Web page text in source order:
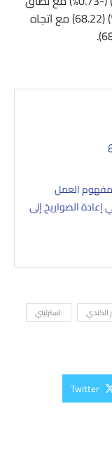
حركة (67.78 -69.44). جلسة اليوم (+0.18%) (68.22) مع اتجاه
مفهوم العمل
الصواريخ إلى
الكندي
:استرليني
Twitter